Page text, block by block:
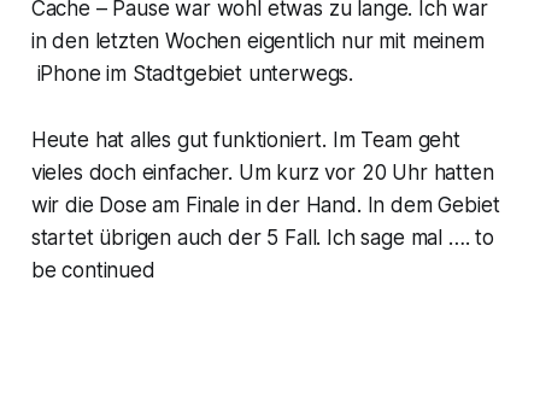
Cache – Pause war wohl etwas zu lange. Ich war
in den letzten Wochen eigentlich nur mit meinem
iPhone im Stadtgebiet unterwegs.
Heute hat alles gut funktioniert. Im Team geht
vieles doch einfacher. Um kurz vor 20 Uhr hatten
wir die Dose am Finale in der Hand. In dem Gebiet
startet übrigen auch der 5 Fall. Ich sage mal …. to
be continued